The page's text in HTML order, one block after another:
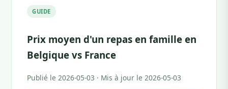
GUIDE
Prix moyen d'un repas en famille en
Belgique vs France
Publié le 2026-05-03 · Mis à jour le 2026-05-03